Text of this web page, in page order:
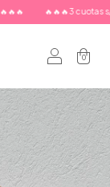
🔥🔥🔥3 cuotas s/
0